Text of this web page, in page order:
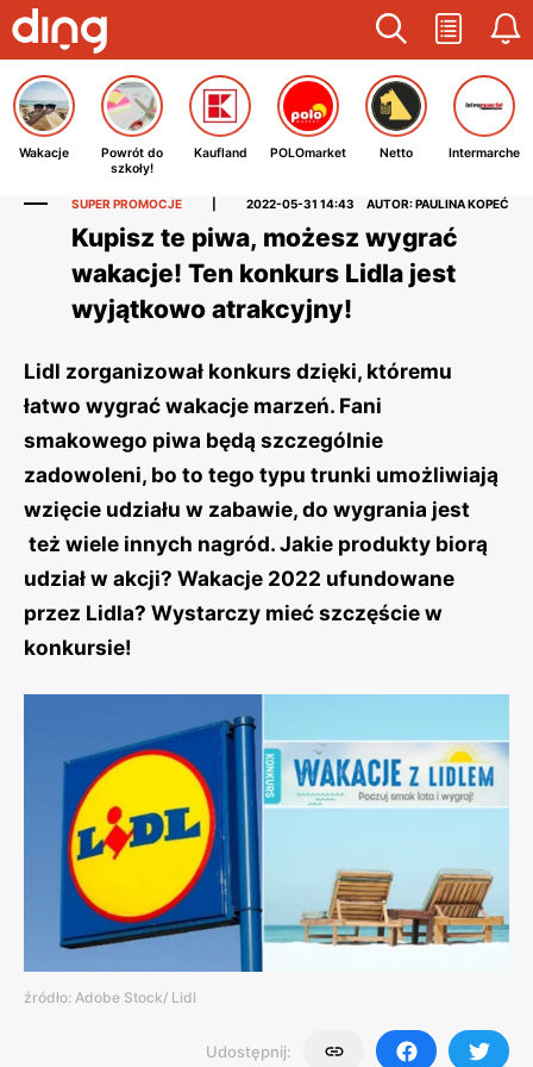
Wakacje
Powrót do
szkoły!
Kaufland POLOmarket Netto Intermarche
SUPER PROMOCJE 2022-05-31 14:43 AUTOR: PAULINA KOPEĆ
Kupisz te piwa, możesz wygrać
wakacje! Ten konkurs Lidla jest
wyjątkowo atrakcyjny!
Lidl zorganizował konkurs dzięki, któremu
łatwo wygrać wakacje marzeń. Fani
smakowego piwa będą szczególnie
zadowoleni, bo to tego typu trunki umożliwiają
wzięcie udziału w zabawie, do wygrania jest
też wiele innych nagród. Jakie produkty biorą
udział w akcji? Wakacje 2022 ufundowane
przez Lidla? Wystarczy mieć szczęście w
konkursie!
źródło: Adobe Stock/ Lidl
Udostępnij: